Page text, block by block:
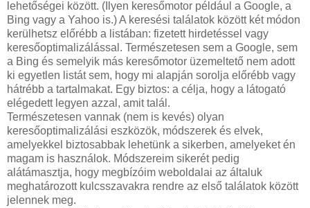
lehetőségei között. (Ilyen keresőmotor például a Google, a
Bing vagy a Yahoo is.) A keresési találatok között két módon
kerülhetsz előrébb a listában: fizetett hirdetéssel vagy
keresőoptimalizálással. Természetesen sem a Google, sem
a Bing és semelyik más keresőmotor üzemeltető nem adott
ki egyetlen listát sem, hogy mi alapján sorolja előrébb vagy
hátrébb a tartalmakat. Egy biztos: a célja, hogy a látogató
elégedett legyen azzal, amit talál.
Természetesen vannak (nem is kevés) olyan
keresőoptimalizálási eszközök, módszerek és elvek,
amelyekkel biztosabbak lehetünk a sikerben, amelyeket én
magam is használok. Módszereim sikerét pedig
alátámasztja, hogy megbízóim weboldalai az általuk
meghatározott kulcsszavakra rendre az első találatok között
jelennek meg.